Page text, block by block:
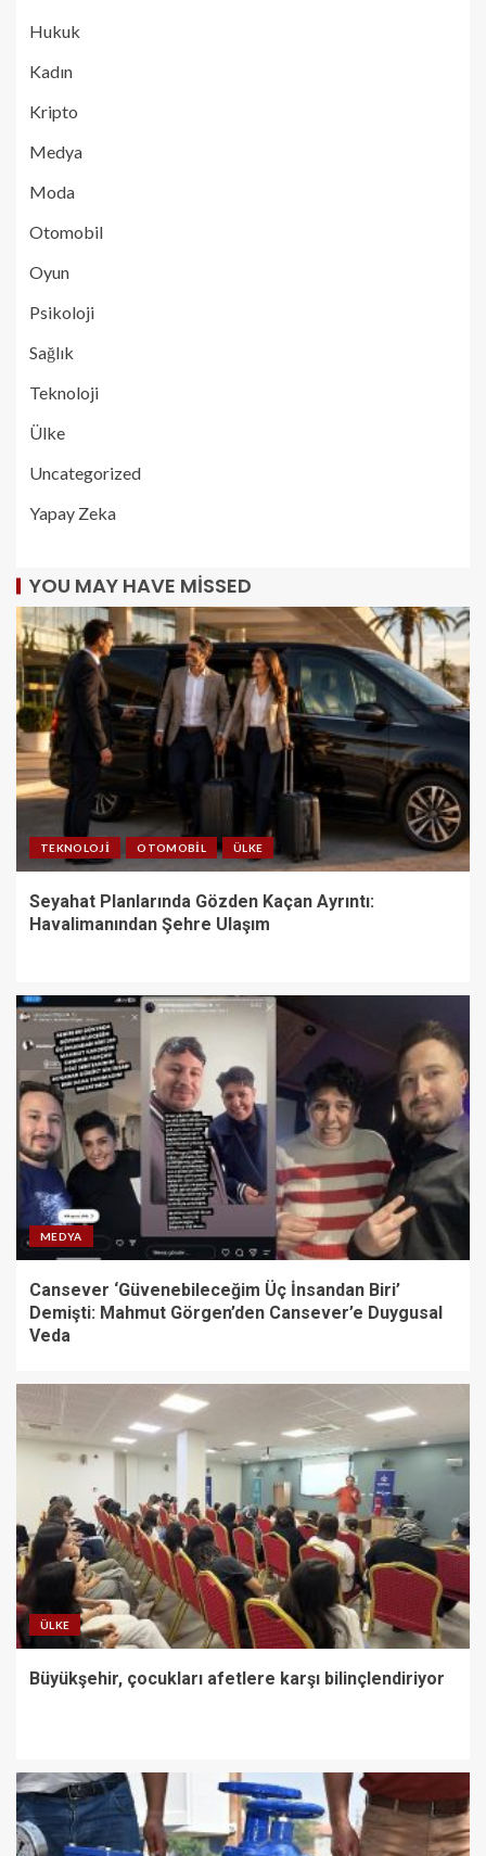
Hukuk
Kadın
Kripto
Medya
Moda
Otomobil
Oyun
Psikoloji
Sağlık
Teknoloji
Ülke
Uncategorized
Yapay Zeka
YOU MAY HAVE MISSED
TEKNOLOJI OTOMOBIL ÜLKE
Seyahat Planlarında Gözden Kaçan Ayrıntı:
Havalimanından Şehre Ulaşım
MEDYA
Cansever ‘Güvenebileceğim Üç İnsandan Biri’
Demişti: Mahmut Görgen’den Cansever’e Duygusal
Veda
ÜLKE
Büyükşehir, çocukları afetlere karşı bilinçlendiriyor